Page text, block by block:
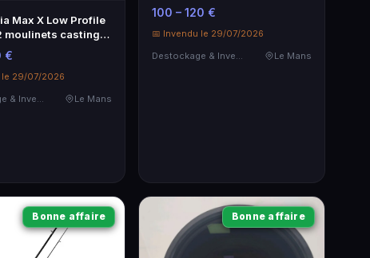
Max X Low Profile
moulinets casting
€
le 29/07/2026
Le Mans
100 – 120 €
📅 Invendu le 29/07/2026
Destockage & Invendus
Le Mans
Bonne affaire Bonne affaire